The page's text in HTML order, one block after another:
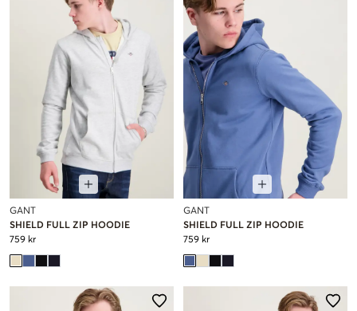
GANT
SHIELD FULL ZIP HOODIE
759 kr
GANT
SHIELD FULL ZIP HOODIE
759 kr